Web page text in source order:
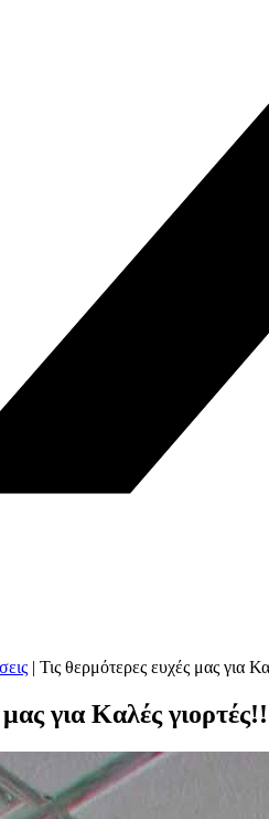
| Τις θερμότερες ευχές μας για
για Καλές γιορτές!!